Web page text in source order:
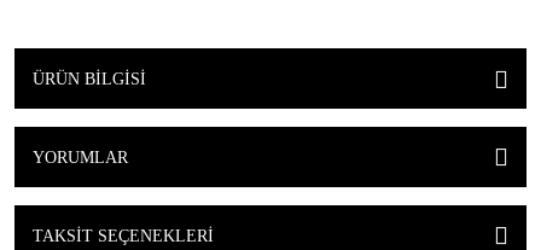
ÜRÜN BILGISI
YORUMLAR
TAKSIT SEÇENEKLERI